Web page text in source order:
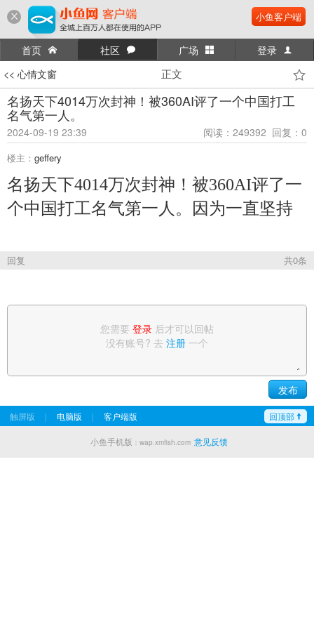
小鱼客户端
首页 社区 广场
登录
<< 心情文窗
正文
名扬天下4014万次封神！被360AI评了一个中国打工
名气第一人。
2024-09-19 23:39 阅读：249392 回复：0
楼主： geffery
名扬天下4014万次封神！被360AI评了一
个中国打工名气第一人。因为一直坚持
回复 共0条
您需要 登录 后才可以回帖
没有账号? 去 注册 一个
触屏版 | 电脑版 | 客户端版 回顶部
小鱼手机版 ：wap.xmfish.com 意见反馈